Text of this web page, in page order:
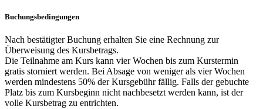
Buchungsbedingungen
Nach bestätigter Buchung erhalten Sie eine Rechnung zur
Überweisung des Kursbetrags.
Die Teilnahme am Kurs kann vier Wochen bis zum Kurstermin
gratis storniert werden. Bei Absage von weniger als vier Wochen
werden mindestens 50% der Kursgebühr fällig. Falls der gebuchte
Platz bis zum Kursbeginn nicht nachbesetzt werden kann, ist der
volle Kursbetrag zu entrichten.